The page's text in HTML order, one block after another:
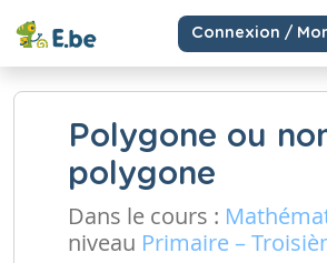
Connexion /
Polygone ou
polygone
Dans le cours :
niveau Primaire –